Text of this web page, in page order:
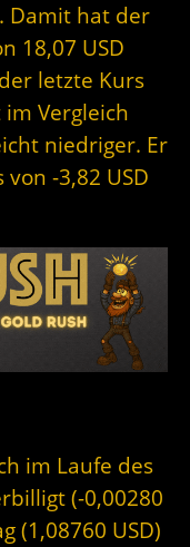
Damit hat der
18,07 USD
letzte Kurs
Vergleich
niedriger. Er
-3,82 USD
im Laufe des
(-0,00280
(1,08760 USD)